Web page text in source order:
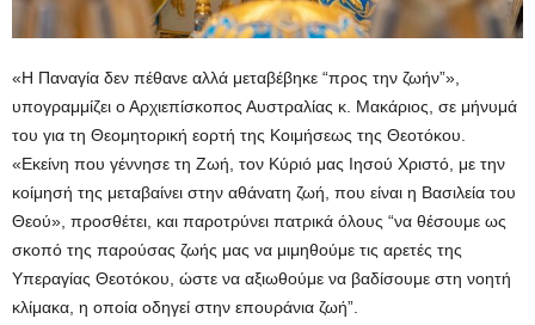
«Η Παναγία δεν πέθανε αλλά μεταβέβηκε “προς την ζωήν”»,
υπογραμμίζει ο Αρχιεπίσκοπος Αυστραλίας κ. Μακάριος, σε μήνυμά
του για τη Θεομητορική εορτή της Κοιμήσεως της Θεοτόκου.
«Εκείνη που γέννησε τη Ζωή, τον Κύριό μας Ιησού Χριστό, με την
κοίμησή της μεταβαίνει στην αθάνατη ζωή, που είναι η Βασιλεία του
Θεού», προσθέτει, και παροτρύνει πατρικά όλους “να θέσουμε ως
σκοπό της παρούσας ζωής μας να μιμηθούμε τις αρετές της
Υπεραγίας Θεοτόκου, ώστε να αξιωθούμε να βαδίσουμε στη νοητή
κλίμακα, η οποία οδηγεί στην επουράνια ζωή”.